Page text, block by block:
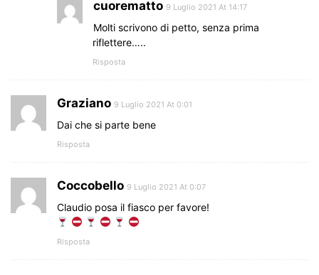
cuorematto 9 Luglio 2021 At 14:17
Molti scrivono di petto, senza prima
riflettere…..
Risposta
Graziano 9 Luglio 2021 At 0:01
Dai che si parte bene
Risposta
Coccobello 9 Luglio 2021 At 0:07
Claudio posa il fiasco per favore!
Risposta